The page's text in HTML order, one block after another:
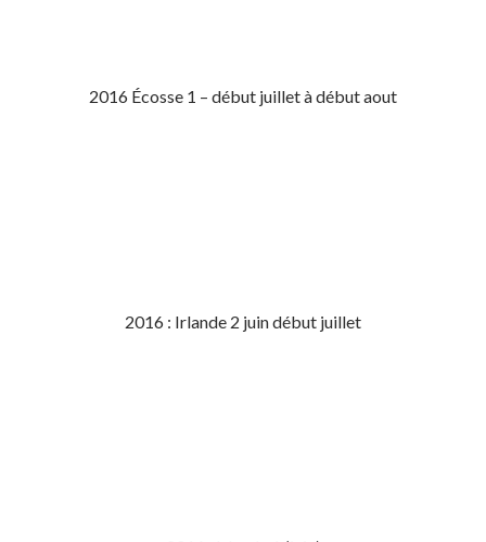
2016 Écosse 1 – début juillet à début aout
2016 : Irlande 2 juin début juillet